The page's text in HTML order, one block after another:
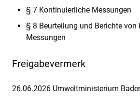
§ 7 Kontinuierliche Messungen
§ 8 Beurteilung und Berichte von
Messungen
Freigabevermerk
26.06.2026 Umweltministerium